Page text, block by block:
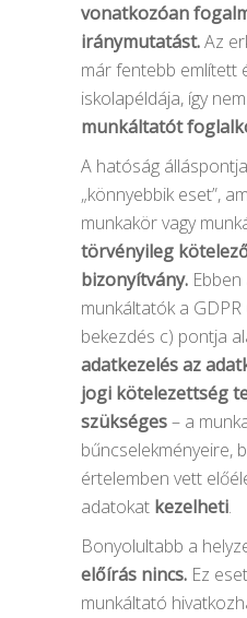
vonatkozóan
iránymutatást.Az
már fentebb említett
iskolapéldája, így
munkáltatót
A hatóság
„könnyebbik eset”,
munkakör vagy
törvényileg
bizonyítvány.
munkáltatók a GDPR
bekezdés c) pontja
adatkezelés az
jogi kötelezettség
szükséges– a
bűncselekményeire,
értelemben vett
adatokat kezelheti.
Bonyolultabb a
előírás nincs. Ez
munkáltató